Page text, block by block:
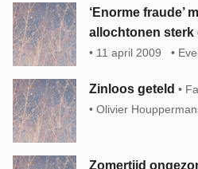
‘Enorme fraude’
allochtonen sterk
11 april 2009
Zinloos geteld
Olivier
Zomertijd